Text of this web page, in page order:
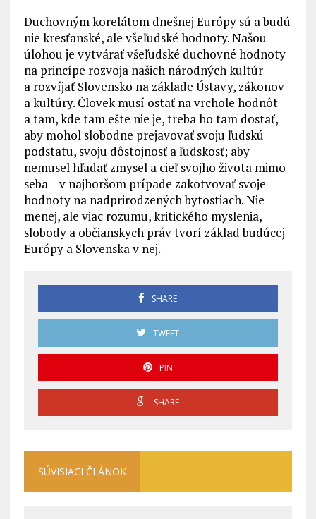
Duchovným korelátom dnešnej Európy sú a budú
nie kresťanské, ale všeľudské hodnoty. Našou
úlohou je vytvárať všeľudské duchovné hodnoty
na princípe rozvoja našich národných kultúr
a rozvíjať Slovensko na základe Ústavy, zákonov
a kultúry. Človek musí ostať na vrchole hodnôt
a tam, kde tam ešte nie je, treba ho tam dostať,
aby mohol slobodne prejavovať svoju ľudskú
podstatu, svoju dôstojnosť a ľudskosť; aby
nemusel hľadať zmysel a cieľ svojho života mimo
seba – v najhoršom prípade zakotvovať svoje
hodnoty na nadprirodzených bytostiach. Nie
menej, ale viac rozumu, kritického myslenia,
slobody a občianskych práv tvorí základ budúcej
Európy a Slovenska v nej.
SHARE
TWEET
PIN
SHARE
SÚVISIACI ČLÁNOK